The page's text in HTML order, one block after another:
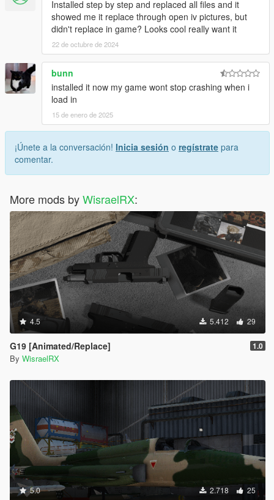
Installed step by step and replaced all files and it
showed me it replace through open iv pictures, but
didn't replace in game? Looks cool really want it
22 de octubre de 2024
bunn
installed it now my game wont stop crashing when i
load in
15 de enero de 2025
¡Únete a la conversación! Inicia sesión o regístrate para
comentar.
More mods byWisraelRX:
4.5 5.412 29
G19 [Animated/Replace] 1.0
By WisraelRX
5.0 2.718 25